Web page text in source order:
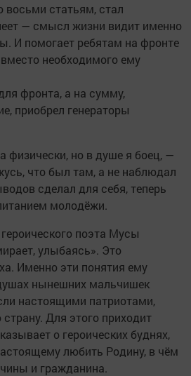
восьми статьям, стал
— смысл жизни видит именно
И помогает ребятам на фронте
необходимого ему
фронта, а на сумму,
приобрел генераторы
физически, но в душе я боец, —
что был там, а не наблюдал
сделал для себя, теперь
молодёжи.
поэта Мусы
улыбаясь». Это
Именно эти понятия ему
нынешних мальчишек
настоящими патриотами,
Для этого приходит
о героических буднях,
любить Родину, в чём
и гражданина.